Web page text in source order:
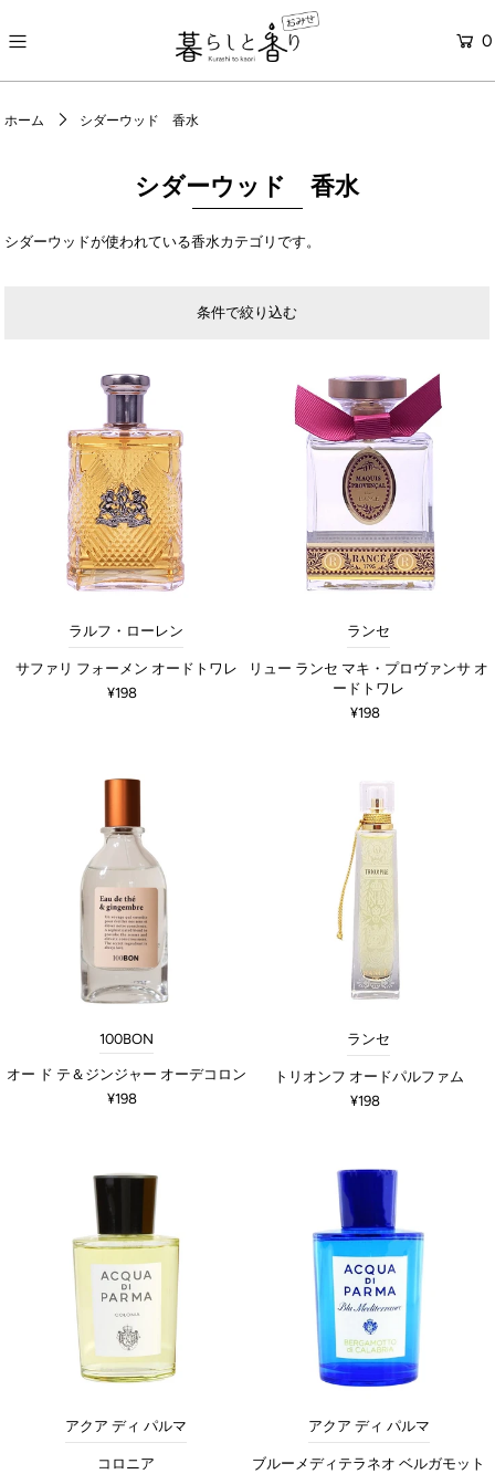
ONLINE STORE
0
ホーム シダーウッド 香水
シダーウッド 香水
シダーウッドが使われている香水カテゴリです。
条件で絞り込む
ラルフ・ローレン
サファリ フォーメン オードトワレ
¥198
ランセ
リュー ランセ マキ・プロヴァンサ オ
ードトワレ
¥198
100BON
オー ド テ＆ジンジャー オーデコロン
¥198
ランセ
トリオンフ オードパルファム
¥198
アクア ディ パルマ
コロニア
アクア ディ パルマ
ブルーメディテラネオ ベルガモット